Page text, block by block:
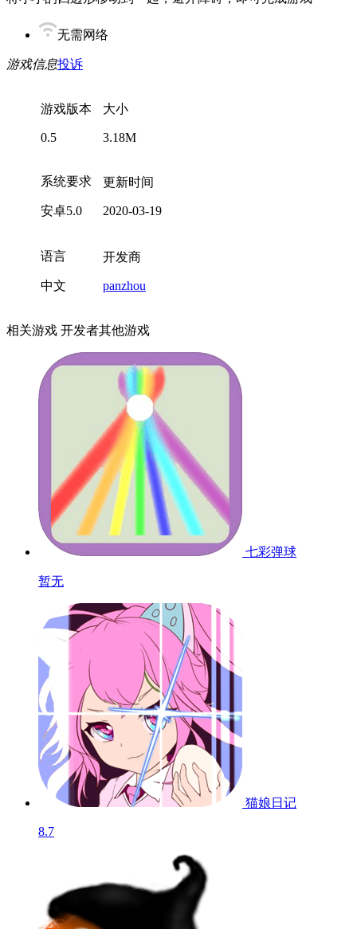
无需网络
游戏信息投诉
游戏版本
0.5
大小
3.18M
系统要求
安卓5.0
更新时间
2020-03-19
语言
中文
开发商
panzhou
相关游戏 开发者其他游戏
七彩弹球
暂无
猫娘日记
8.7